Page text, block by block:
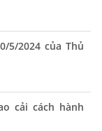
5/2024 của Thủ
cải cách hành